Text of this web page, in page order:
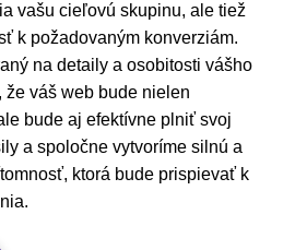
vašu cieľovú skupinu, ale tiež
k požadovaným konverziám.
na detaily a osobitosti vášho
že váš web bude nielen
bude aj efektívne plniť svoj
a spoločne vytvoríme silnú a
ktorá bude prispievať k